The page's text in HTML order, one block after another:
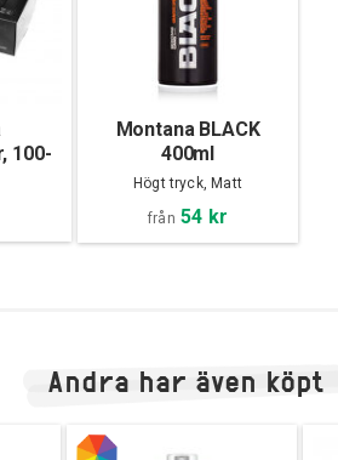
100-
Montana BLACK
400ml
Högt tryck, Matt
från 54 kr
Andra har även köpt